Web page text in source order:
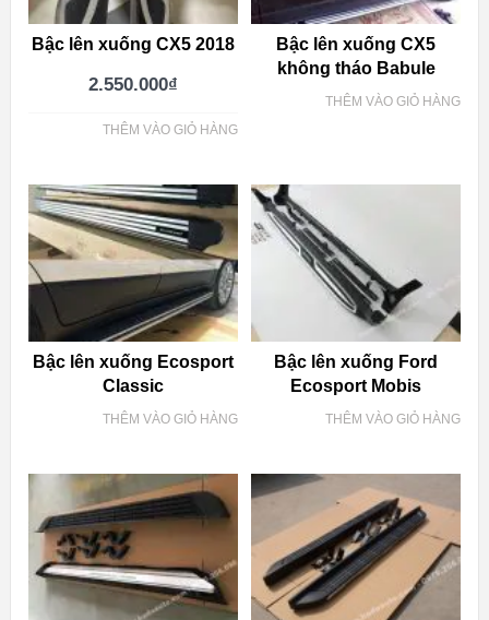
Bậc lên xuống CX5 2018
2.550.000₫
THÊM VÀO GIỎ HÀNG
Bậc lên xuống CX5
không tháo Babule
THÊM VÀO GIỎ HÀNG
Bậc lên xuống Ecosport
Classic
THÊM VÀO GIỎ HÀNG
Bậc lên xuống Ford
Ecosport Mobis
THÊM VÀO GIỎ HÀNG